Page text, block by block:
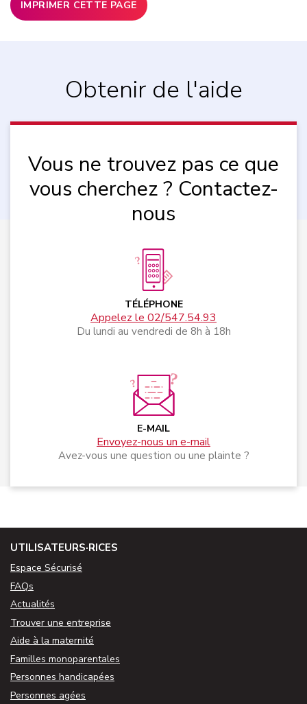
IMPRIMER CETTE PAGE
Obtenir de l'aide
Vous ne trouvez pas ce que
vous cherchez ? Contactez-
nous
TÉLÉPHONE
Appelez le 02/547.54.93
Du lundi au vendredi de 8h à 18h
E-MAIL
Envoyez-nous un e-mail
Avez-vous une question ou une plainte ?
UTILISATEURS·RICES
Espace Sécurisé
FAQs
Actualités
Trouver une entreprise
Aide à la maternité
Familles monoparentales
Personnes handicapées
Personnes agées